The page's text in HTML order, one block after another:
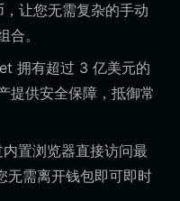
让您无需复杂的手动
。
拥有超过 3 亿美元的
提供安全保障，抵御常
内置浏览器直接访问最
无需离开钱包即可即时